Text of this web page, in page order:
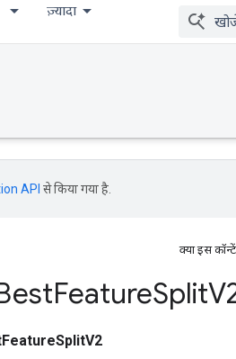
ज़्यादा
API से किया गया है.
क्या इस
FeatureSplit